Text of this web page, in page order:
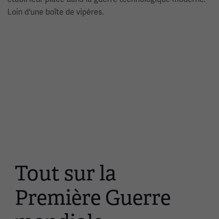
Loin d'une boîte de vipères.
Ceci
est
un
carrousel.
Tout sur la
Première Guerre